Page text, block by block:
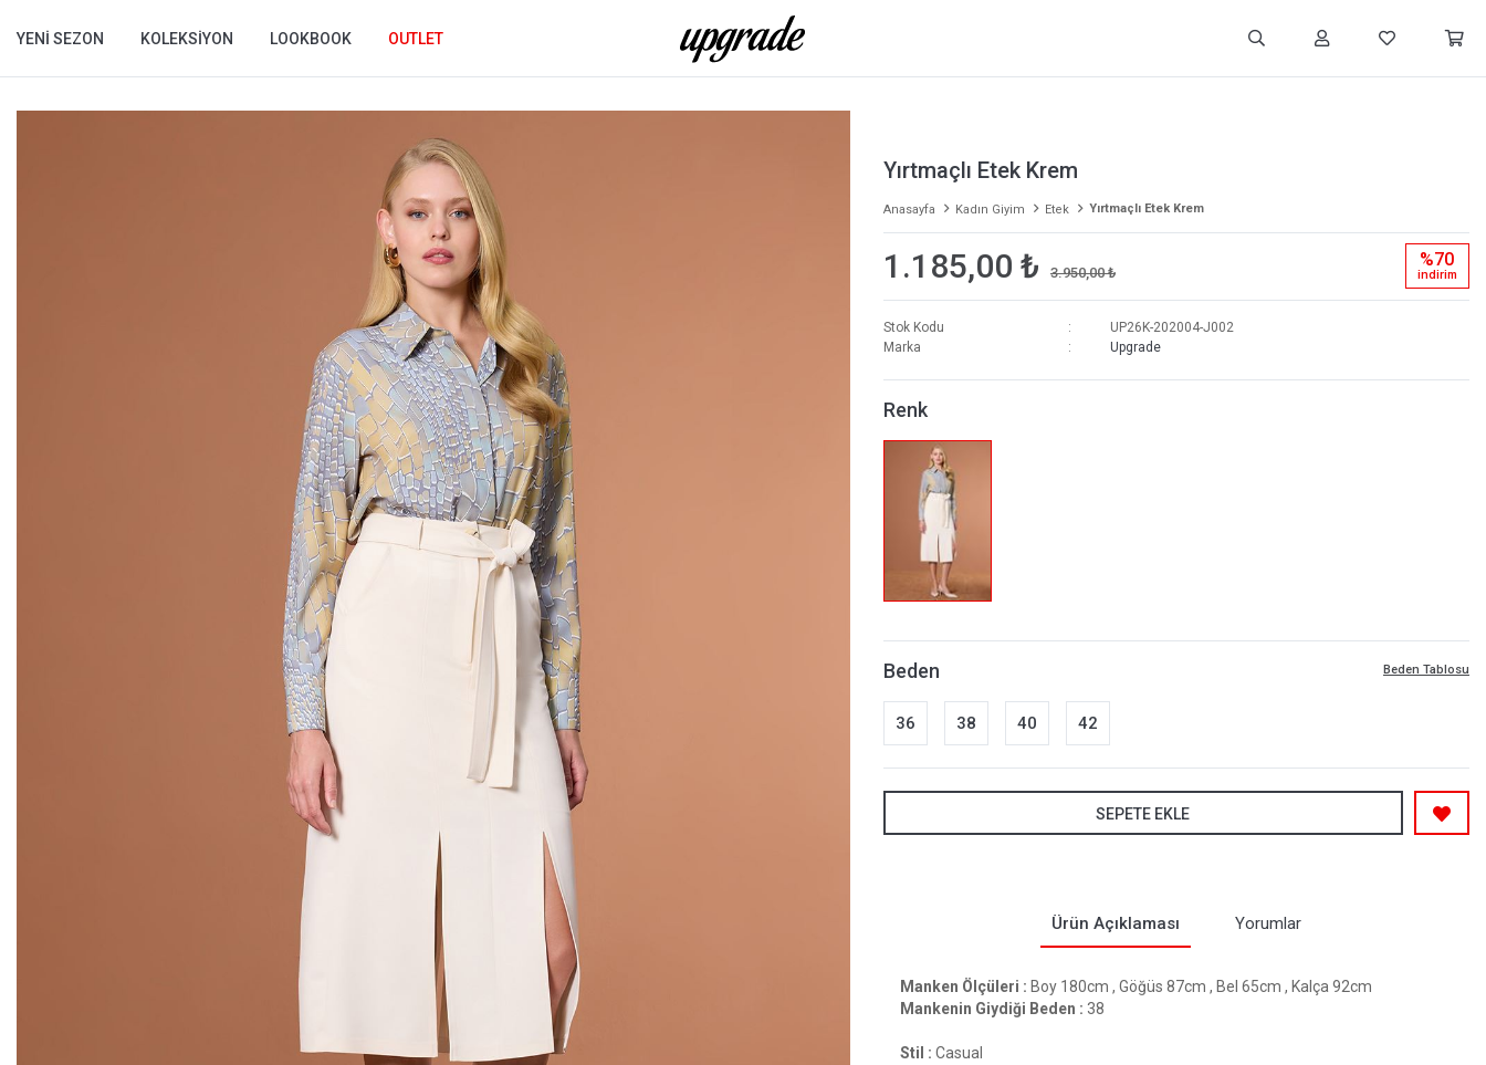
YENI SEZON KOLEKSIYON LOOKBOOK OUTLET
Yırtmaçlı Etek Krem
Anasayfa Kadın Giyim Etek Yırtmaçlı Etek Krem
1.185,00 ₺ 3.950,00 ₺
%70
i̇ndi̇ri̇m
Stok Kodu
UP26K-202004-J002
Marka
Upgrade
Renk
Beden Tablosu
Beden
36 38 40 42
SEPETE EKLE
Ürün Açıklaması Yorumlar
Manken Ölçüleri : Boy 180cm , Göğüs 87cm , Bel 65cm , Kalça 92cm
Mankenin Giydiği Beden : 38
Stil : Casual